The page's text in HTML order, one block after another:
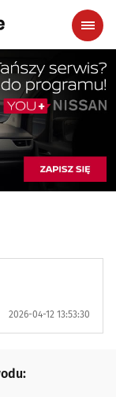
2026-04-12 13:53:30